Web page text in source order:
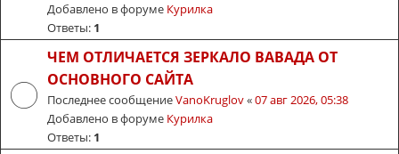
Добавлено в форуме Курилка
Ответы: 1
ЧЕМ ОТЛИЧАЕТСЯ ЗЕРКАЛО ВАВАДА ОТ
ОСНОВНОГО САЙТА
Последнее сообщениеVanoKruglov«07 авг 2026, 05:38
Добавлено в форуме Курилка
Ответы: 1